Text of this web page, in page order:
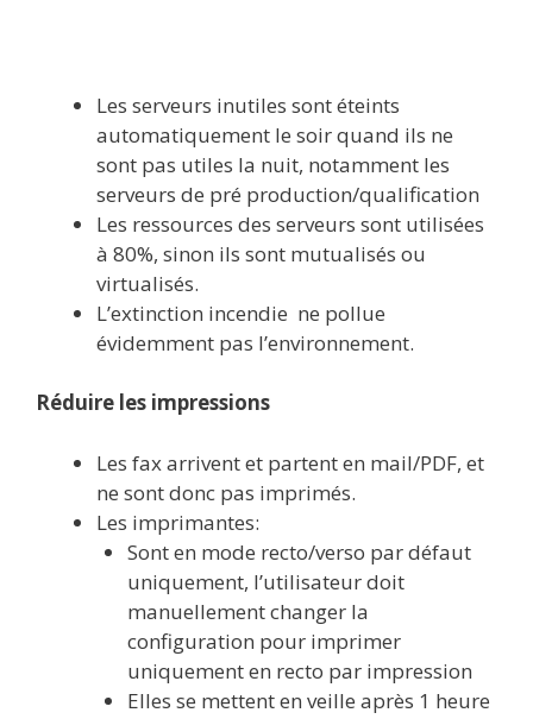
Les serveurs inutiles sont éteints
automatiquement le soir quand ils ne
sont pas utiles la nuit, notamment les
serveurs de pré production/qualification
Les ressources des serveurs sont utilisées
à 80%, sinon ils sont mutualisés ou
virtualisés.
L’extinction incendie ne pollue
évidemment pas l’environnement.
Réduire les impressions
Les fax arrivent et partent en mail/PDF, et
ne sont donc pas imprimés.
Les imprimantes:
Sont en mode recto/verso par défaut
uniquement, l’utilisateur doit
manuellement changer la
configuration pour imprimer
uniquement en recto par impression
Elles se mettent en veille après 1 heure